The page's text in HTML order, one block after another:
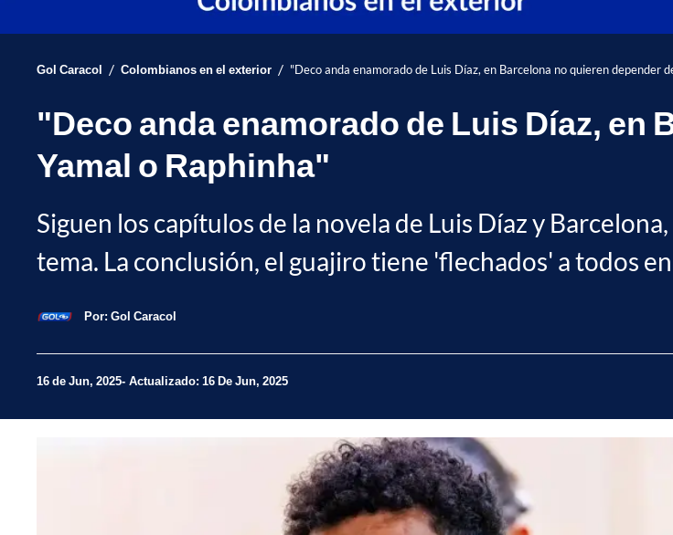
Gol Caracol / Colombianos en el exterior / "Deco anda enamorado de Luis Díaz, en Barcelona no quieren depender
"Deco anda enamorado de Luis Díaz, en
Yamal o Raphinha"
Siguen los capítulos de la novela de Luis Díaz y
tema. La conclusión, el guajiro tiene 'flechados' a todos
Por: Gol Caracol
16 de Jun, 2025 Actualizado: 16 De Jun, 2025